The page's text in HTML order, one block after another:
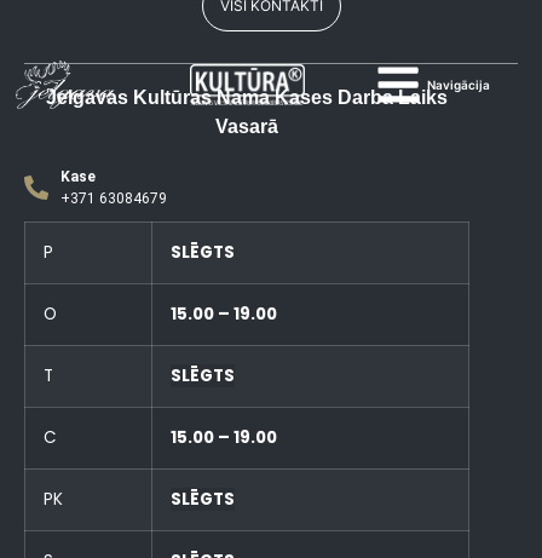
Navigācija
VISI KONTAKTI
Jelgavas Kultūras Nama Kases Darba Laiks
Vasarā
Kase
+371 63084679
P SLĒGTS
O 15.00 – 19.00
T SLĒGTS
C 15.00 – 19.00
PK SLĒGTS